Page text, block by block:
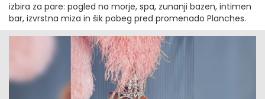
izbira za pare: pogled na morje, spa, zunanji bazen, intimen
bar, izvrstna miza in šik pobeg pred promenado Planches.